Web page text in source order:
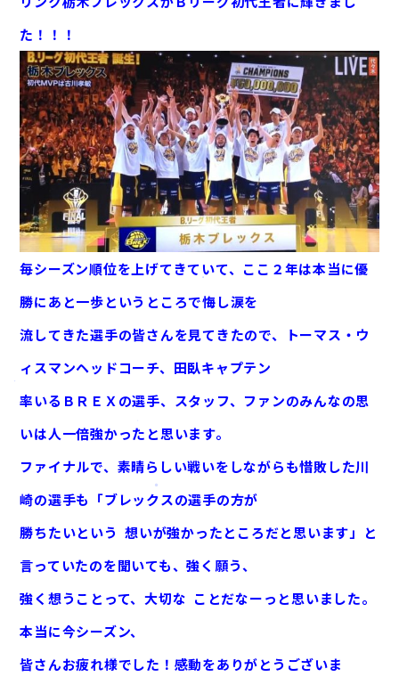
会社案内
CSR活動
お知らせ
ブログ
た！！！
毎シーズン順位を上げてきていて、ここ２年は本当に優
勝にあと一歩というところで悔し涙を
流してきた選手の皆さんを見てきたので、トーマス・ウ
ィスマンヘッドコーチ、田臥キャプテン
率いる ＢＲＥＸの選手、スタッフ、ファンのみんなの思
いは人一倍強かったと思います。
ファイナルで、素晴らしい戦いをしながらも惜敗した川
崎の選手も「ブレックスの選手の方が
勝ちたいという 想いが強かったところだと思います」と
言っていたのを聞いても、強く願う、
強く想うことって、大切な ことだなーっと思いました。
本当に今シーズン、
皆さんお疲れ様でした！感動をありがとうございま